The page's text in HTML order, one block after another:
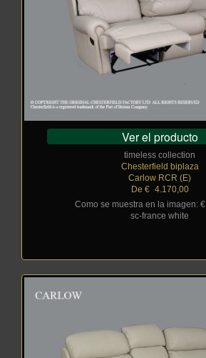
Ver el producto
timeless collection
Chesterfield biplaza
Carlow RCR (E)
De €_ 4.170,00
Como se muestra en la imagen: €
sc-france white